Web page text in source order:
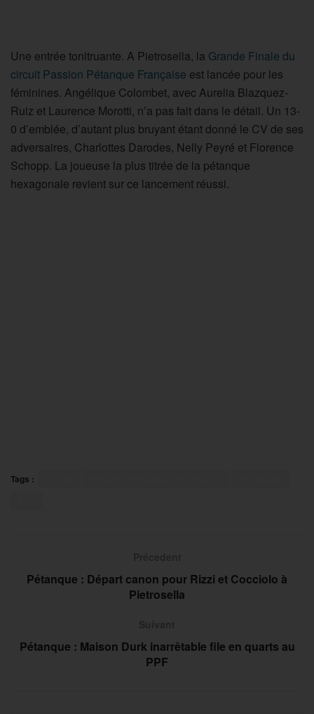
Une entrée tonitruante. A Pietrosella, la Grande Finale du
circuit Passion Pétanque Française est lancée pour les
féminines. Angélique Colombet, avec Aurelia Blazquez-
Ruiz et Laurence Morotti, n’a pas fait dans le détail. Un 13-
0 d’emblée, d’autant plus bruyant étant donné le CV de ses
adversaires, Charlottes Darodes, Nelly Peyré et Florence
Schopp. La joueuse la plus titrée de la pétanque
hexagonale revient sur ce lancement réussi.
Tags :
Pétanque : Départ canon pour Rizzi et Cocciolo à
Pietrosella
Pétanque : Maison Durk inarrêtable file en quarts au
PPF